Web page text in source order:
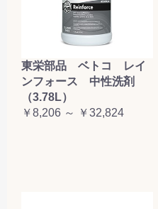
東栄部品 ベトコ レイ
ンフォース 中性洗剤
（3.78L）
￥8,206 ～ ￥32,824